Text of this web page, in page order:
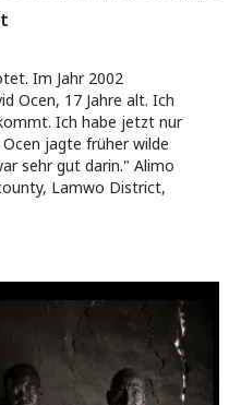
Im Jahr 2002
Ocen, 17 Jahre alt. Ich
Ich habe jetzt nur
jagte früher wilde
sehr gut darin." Alimo
Lamwo District,